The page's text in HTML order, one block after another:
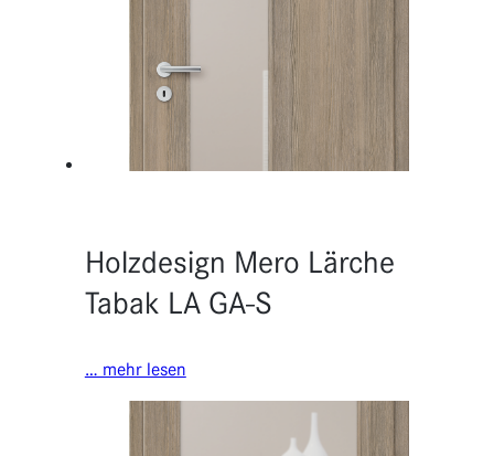
Holzdesign Mero Lärche
Tabak LA GA-S
… mehr lesen